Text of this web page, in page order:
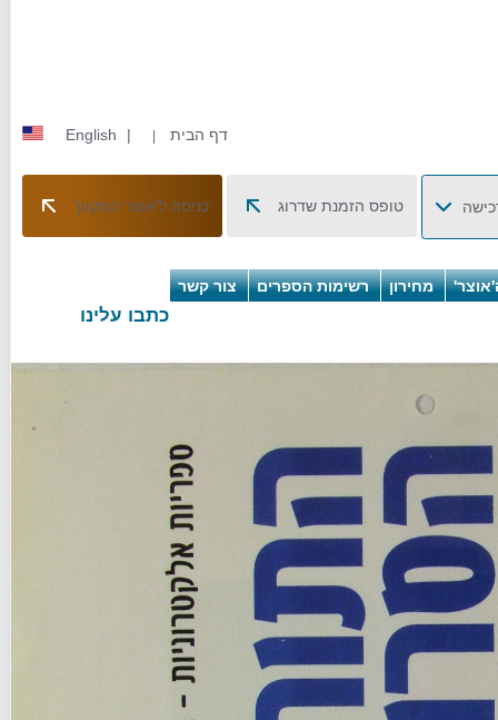
דף הבית |
English
כניסה ל'אוצר המקוון' טופס הזמנת שדרוג
מחירון רשימות הספרים צור קשר
כתבו עלינו